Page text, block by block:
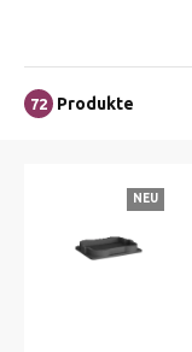
72 Produkte
NEU